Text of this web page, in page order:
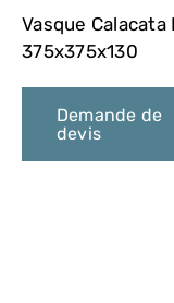
Vasque Calacata
375x375x130
Demande de
devis